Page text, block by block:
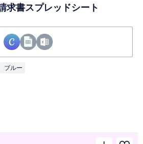
求書スプレッドシート
ブルー